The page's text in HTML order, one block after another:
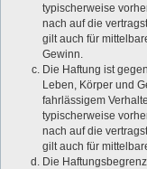
typischerweise
nach auf die
gilt auch für
Gewinn.
Die Haftung ist
Leben, Körper und
fahrlässigem
typischerweise
nach auf die
gilt auch für
Die